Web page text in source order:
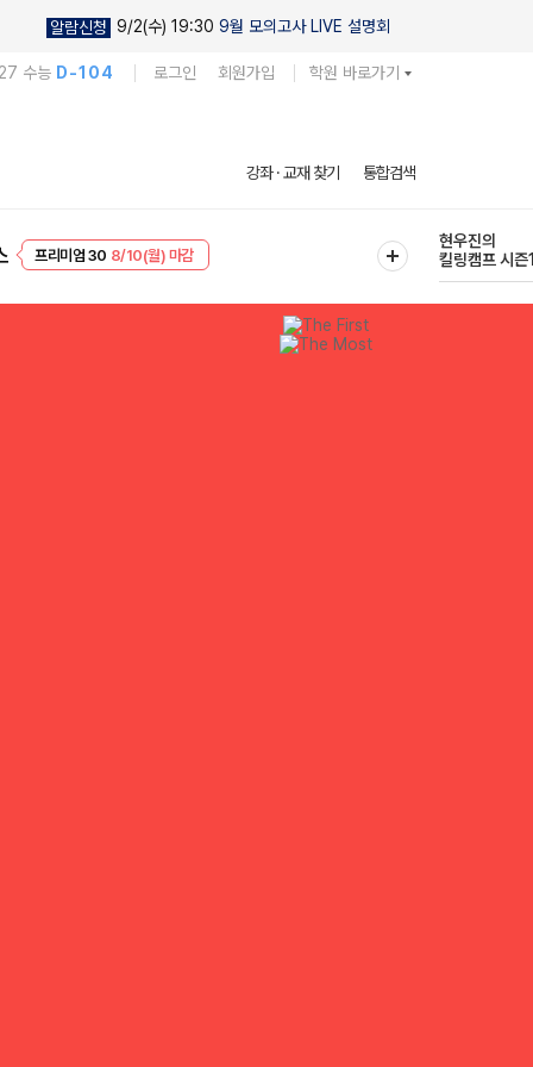
알람신청 9/2(수) 19:30 9월 모의고사 LIVE 설명회
수능 D-104 로그인 회원가입 학원 바로가기
강좌 · 교재 찾기 통합검색
프리미엄 30 8/10(월) 마감
현우진의
킬링캠프 시즌